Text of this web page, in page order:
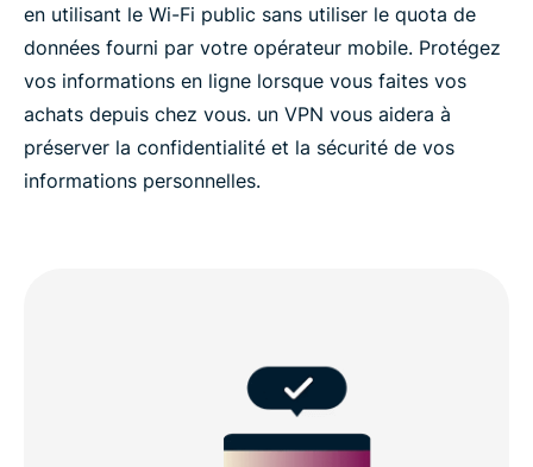
en utilisant le Wi-Fi public sans utiliser le quota de
données fourni par votre opérateur mobile. Protégez
vos informations en ligne lorsque vous faites vos
achats depuis chez vous. un VPN vous aidera à
préserver la confidentialité et la sécurité de vos
informations personnelles.